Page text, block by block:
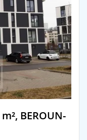
m², BEROUN-